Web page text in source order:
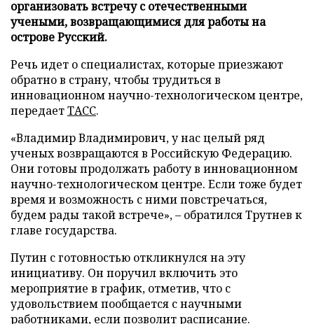
организовать встречу с отечественными
учеными, возвращающимися для работы на
острове Русский.
Речь идет о специалистах, которые приезжают
обратно в страну, чтобы трудиться в
инновационном научно-технологическом центре,
передаетТАСС.
«Владимир Владимирович, у нас целый ряд
ученых возвращаются в Российскую Федерацию.
Они готовы продолжать работу в инновационном
научно-технологическом центре. Если тоже будет
время и возможность с ними повстречаться,
будем рады такой встрече», – обратился Трутнев к
главе государства.
Путин с готовностью откликнулся на эту
инициативу. Он поручил включить это
мероприятие в график, отметив, что с
удовольствием пообщается с научными
работниками, если позволит расписание.